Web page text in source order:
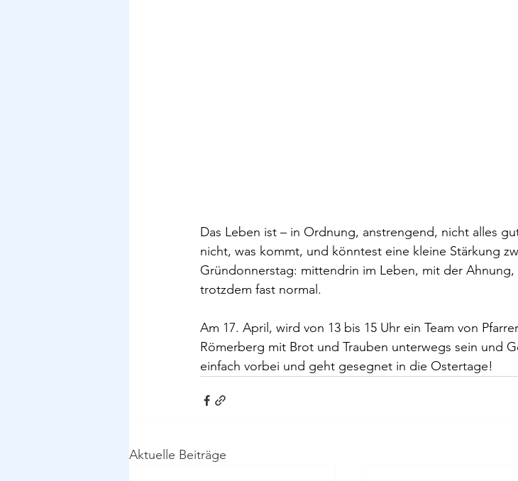
Das Leben ist – in Ordnung, anstrengend, nicht alles
nicht, was kommt, und könntest eine kleine Stärkung
Gründonnerstag: mittendrin im Leben, mit der
trotzdem fast normal.
Am 17. April, wird von 13 bis 15 Uhr ein Team von
Römerberg mit Brot und Trauben unterwegs sein und
einfach vorbei und geht gesegnet in die Ostertage!
Aktuelle Beiträge